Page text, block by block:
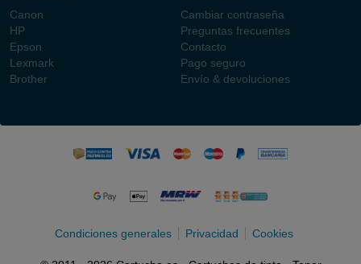
Canon
HP
Epson
Lexmark
Brother
Cambiar contraseña
Preguntas frecuentes
Contacto
Pago seguro
Envío & devoluciones
Condiciones generales Privacidad Cookies